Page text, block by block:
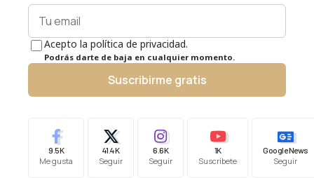
Acepto la política de privacidad.
Podrás darte de baja en cualquier momento.
Suscribirme gratis
9.5K
Me gusta
41.4K
Seguir
6.6K
Seguir
1K
Suscríbete
Google News
Seguir